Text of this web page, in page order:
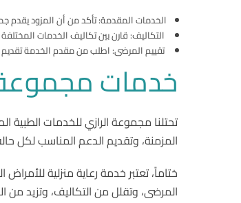
الخدمات المقدمة: تأكد من أن المزود يقدم
التكاليف: قارن بين تكاليف الخدمات
تقييم المرضى: اطلب من مقدم الخدمة
خدمات
تحتلنا مجموعة الرازي للخدمات الطبية
المزمنة، وتقديم الدعم المناسب لكل
ختاماً، تعتبر خدمة رعاية منزلية
المرضى، وتقلل من التكاليف، وتزيد من